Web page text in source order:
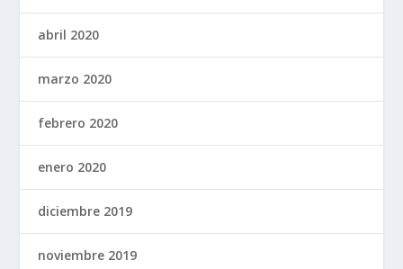
abril 2020
marzo 2020
febrero 2020
enero 2020
diciembre 2019
noviembre 2019